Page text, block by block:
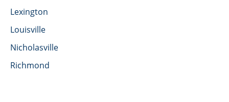
Lexington
Louisville
Nicholasville
Richmond